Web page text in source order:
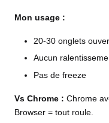
Mon usage :
20-30 onglets
Aucun
Pas de freeze
Vs Chrome : Chrome
Browser = tout roule.